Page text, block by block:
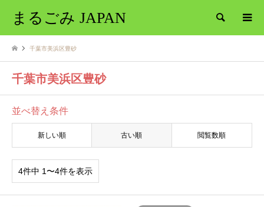
まるごみ JAPAN 検索
千葉市美浜区豊砂
千葉市美浜区豊砂
並べ替え条件
新しい順 古い順 閲覧数順
4件中 1〜4件を表示